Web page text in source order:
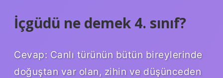
İçgüdü ne demek 4. sınıf?
Cevap: Canlı türünün bütün bireylerinde
doğuştan var olan, zihin ve düşünceden